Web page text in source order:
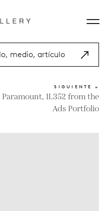
SIGUIENTE »
Paramount, II.352 from the
Ads Portfolio